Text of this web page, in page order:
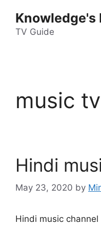
content
Knowledge's
TV Guide
music
Hindi
May 23, 2020 by
Hindi music